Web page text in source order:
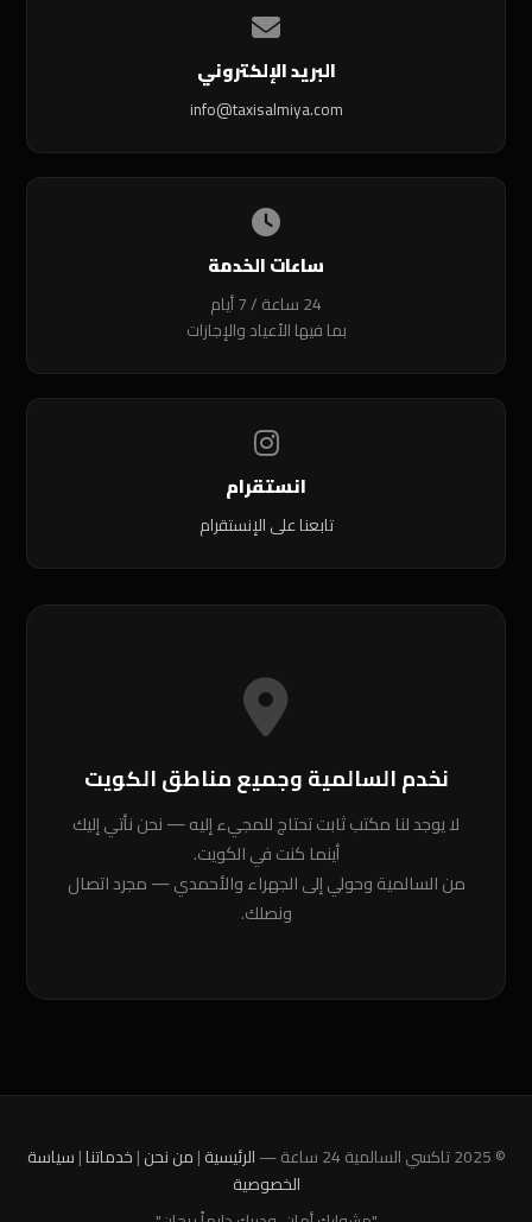
البريد الإلكتروني
info@taxisalmiya.com
ساعات الخدمة
24 ساعة / 7 أيام
بما فيها الأعياد والإجازات
انستقرام
تابعنا على الإنستقرام
نخدم السالمية وجميع مناطق الكويت
لا يوجد لنا مكتب ثابت تحتاج للمجيء إليه — نحن نأتي إليك
أينما كنت في الكويت.
من السالمية وحولي إلى الجهراء والأحمدي — مجرد اتصال
ونصلك.
© 2025 تاكسي السالمية 24 ساعة — الرئيسية|من نحن|خدماتنا|سياسة
الخصوصية